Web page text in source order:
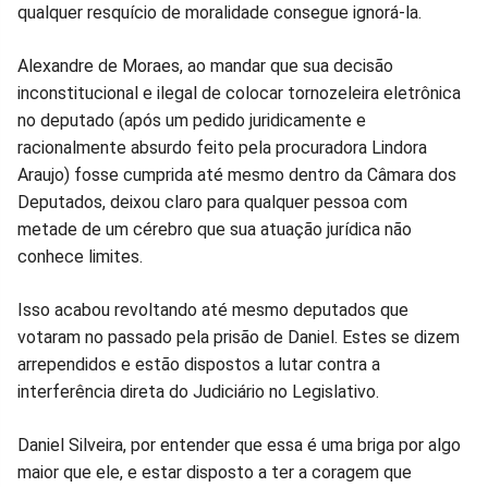
qualquer resquício de moralidade consegue ignorá-la.
Alexandre de Moraes, ao mandar que sua decisão
inconstitucional e ilegal de colocar tornozeleira eletrônica
no deputado (após um pedido juridicamente e
racionalmente absurdo feito pela procuradora Lindora
Araujo) fosse cumprida até mesmo dentro da Câmara dos
Deputados, deixou claro para qualquer pessoa com
metade de um cérebro que sua atuação jurídica não
conhece limites.
Isso acabou revoltando até mesmo deputados que
votaram no passado pela prisão de Daniel. Estes se dizem
arrependidos e estão dispostos a lutar contra a
interferência direta do Judiciário no Legislativo.
Daniel Silveira, por entender que essa é uma briga por algo
maior que ele, e estar disposto a ter a coragem que